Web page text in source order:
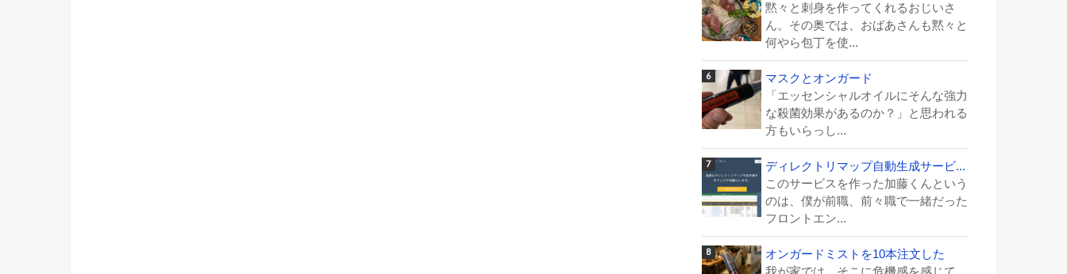
黙々と刺身を作ってくれるおじいさ
ん。その奥では、おばあさんも黙々と
何やら包丁を使...
マスクとオンガード
「エッセンシャルオイルにそんな強力
な殺菌効果があるのか？」と思われる
方もいらっし...
ディレクトリマップ自動生成サービ...
このサービスを作った加藤くんという
のは、僕が前職、前々職で一緒だった
フロントエン...
オンガードミストを10本注文した